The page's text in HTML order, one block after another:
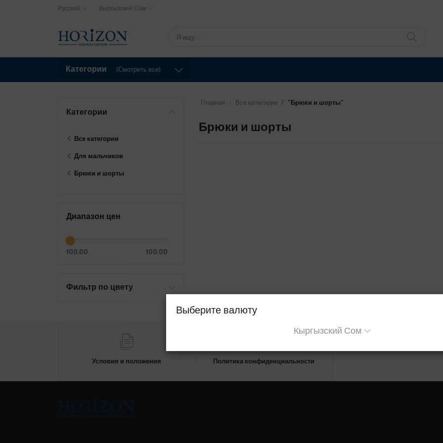
Русский Кыргызский Сом
Категории (Смотреть все)
Категории
Все категории
Для мальчиков
Брюки и шорты
Диапазон цен
100.00 100.00
Фильтр по цвету
Главная Все категории "Брюки и шорты"
Брюки и шорты
Условия и положения Политика конфиденциальности
Выберите валюту
Кыргызский Сом